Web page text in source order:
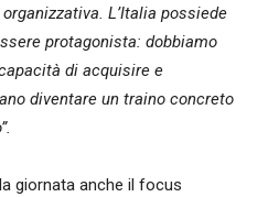
L’Italia possiede
protagonista: dobbiamo
di acquisire e
diventare un traino concreto
giornata anche il focus